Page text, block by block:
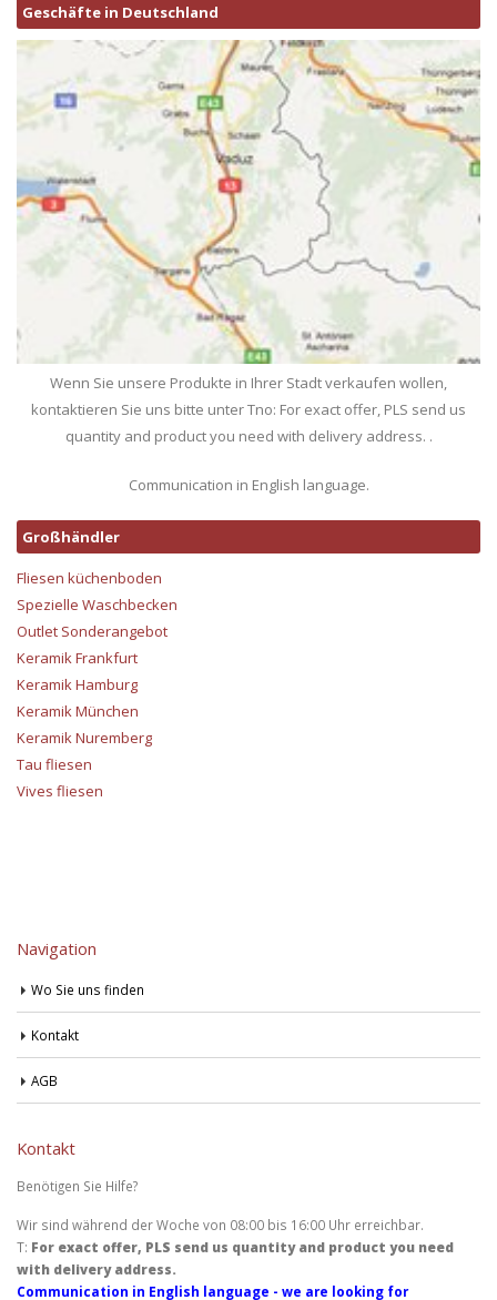
Geschäfte in Deutschland
Wenn Sie unsere Produkte in Ihrer Stadt verkaufen wollen,
kontaktieren Sie uns bitte unter Tno: For exact offer, PLS send us
quantity and product you need with delivery address. .
Communication in English language.
Großhändler
Fliesen küchenboden
Spezielle Waschbecken
Outlet Sonderangebot
Keramik Frankfurt
Keramik Hamburg
Keramik München
Keramik Nuremberg
Tau fliesen
Vives fliesen
Navigation
Wo Sie uns finden
Kontakt
AGB
Kontakt
Benötigen Sie Hilfe?
Wir sind während der Woche von 08:00 bis 16:00 Uhr erreichbar.
T: For exact offer, PLS send us quantity and product you need
with delivery address.
Communication in English language - we are looking for